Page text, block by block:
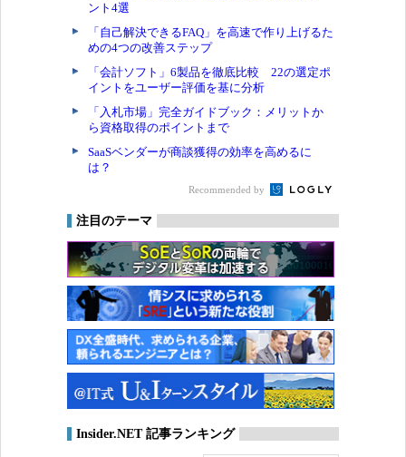
ント4選
「自己解決できるFAQ」を高速で作り上げるた
めの4つの改善ステップ
「会計ソフト」6製品を徹底比較 22の選定ポ
イントをユーザー評価を基に分析
「入札市場」完全ガイドブック：メリットか
ら資格取得のポイントまで
SaaSベンダーが商談獲得の効率を高めるに
は？
Recommended by
注目のテーマ
Insider.NET 記事ランキング